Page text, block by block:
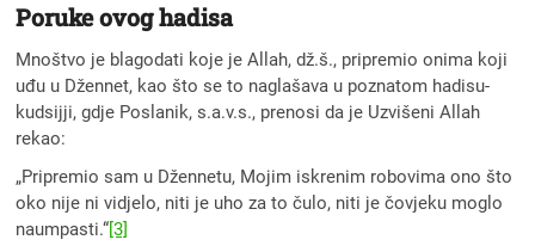
Poruke ovog hadisa
Mnoštvo je blagodati koje je Allah, dž.š., pripremio onima koji
uđu u Džennet, kao što se to naglašava u poznatom hadisu-
kudsijji, gdje Poslanik, s.a.v.s., prenosi da je Uzvišeni Allah
rekao:
„Pripremio sam u Džennetu, Mojim iskrenim robovima ono što
oko nije ni vidjelo, niti je uho za to čulo, niti je čovjeku moglo
naumpasti.“[3]